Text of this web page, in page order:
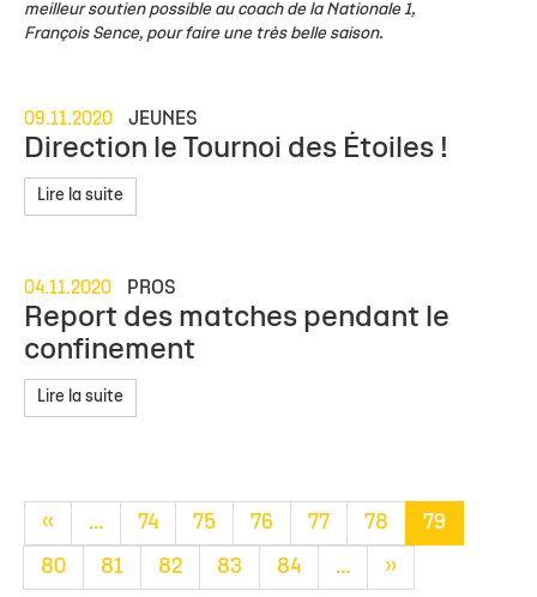
meilleur soutien possible au coach de la Nationale 1,
François Sence, pour faire une très belle saison.
09.11.2020 JEUNES
Direction le Tournoi des Étoiles !
Lire la suite
04.11.2020 PROS
Report des matches pendant le
confinement
Lire la suite
« ... 74 75 76 77 78 79
80 81 82 83 84 ... »